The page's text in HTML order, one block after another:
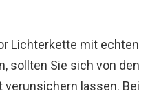
Lichterkette mit echten
sollten Sie sich von den
lassen. Bei